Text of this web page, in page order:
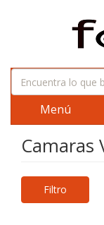
Menú
Camaras
Filtro